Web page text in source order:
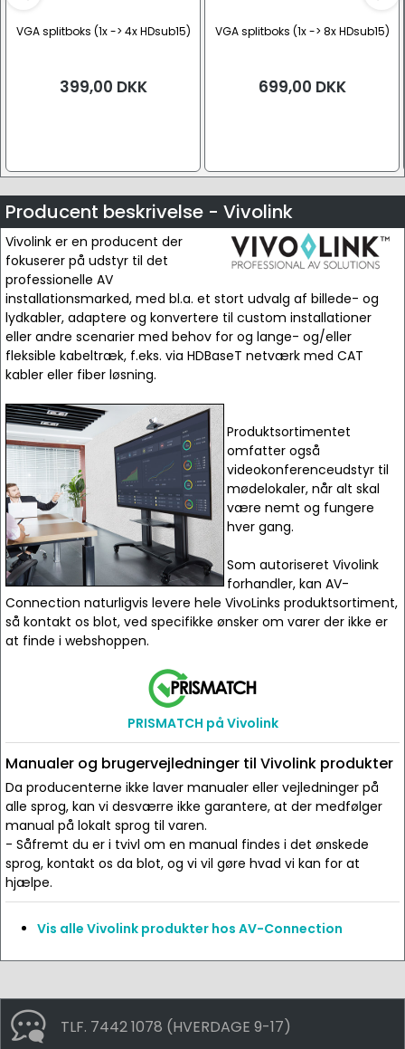
VGA splitboks (1x -> 4x HDsub15)
399,00 DKK
VGA splitboks (1x -> 8x HDsub15)
699,00 DKK
Producent beskrivelse - Vivolink
Vivolink er en producent der
fokuserer på udstyr til det
professionelle AV
installationsmarked, med bl.a. et stort udvalg af billede- og
lydkabler, adaptere og konvertere til custom installationer
eller andre scenarier med behov for og lange- og/eller
fleksible kabeltræk, f.eks. via HDBaseT netværk med CAT
kabler eller fiber løsning.
Produktsortimentet
omfatter også
videokonferenceudstyr til
mødelokaler, når alt skal
være nemt og fungere
hver gang.
Som autoriseret Vivolink
forhandler, kan AV-
Connection naturligvis levere hele VivoLinks produktsortiment,
så kontakt os blot, ved specifikke ønsker om varer der ikke er
at finde i webshoppen.
PRISMATCH på Vivolink
Manualer og brugervejledninger til Vivolink produkter
Da producenterne ikke laver manualer eller vejledninger på
alle sprog, kan vi desværre ikke garantere, at der medfølger
manual på lokalt sprog til varen.
- Såfremt du er i tvivl om en manual findes i det ønskede
sprog, kontakt os da blot, og vi vil gøre hvad vi kan for at
hjælpe.
Vis alle Vivolink produkter hos AV-Connection
TLF. 7442 1078 (HVERDAGE 9-17)